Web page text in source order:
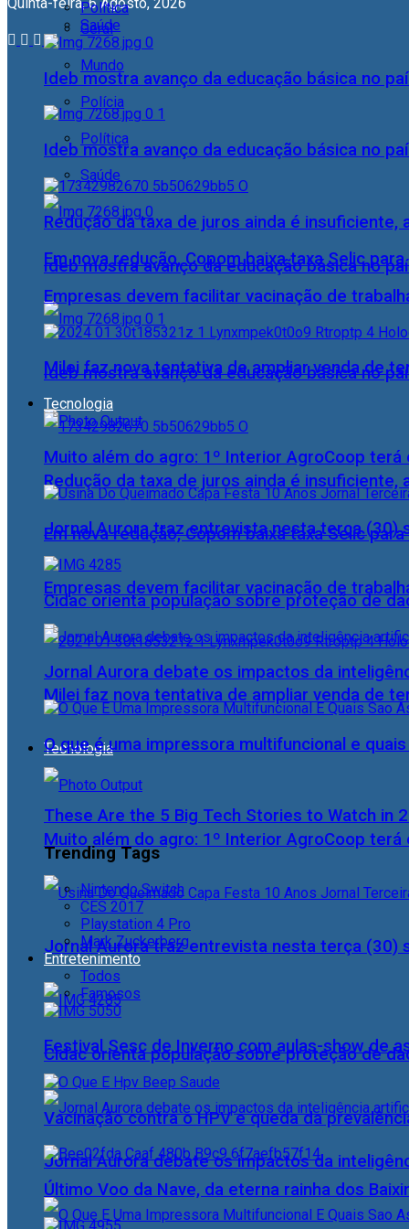
Geral
Mundo
Polícia
Política
Saúde
Ideb mostra avanço da educação básica no
Ideb mostra avanço da educação básica no
Redução da taxa de juros ainda é insuficiente,
Em nova redução, Copom baixa taxa Selic para
Empresas devem facilitar vacinação de
Milei faz nova tentativa de ampliar venda de
Tecnologia
Muito além do agro: 1º Interior AgroCoop
Jornal Aurora traz entrevista nesta terça (30)
Cidac orienta população sobre proteção de
Jornal Aurora debate os impactos da
Política
Saúde
Ideb mostra avanço da educação básica no
Ideb mostra avanço da educação básica no
Redução da taxa de juros ainda é insuficiente,
Em nova redução, Copom baixa taxa Selic para
Empresas devem facilitar vacinação de
Milei faz nova tentativa de ampliar venda de
Tecnologia
Muito além do agro: 1º Interior AgroCoop
Jornal Aurora traz entrevista nesta terça (30)
Cidac orienta população sobre proteção de
Jornal Aurora debate os impactos da
O que é uma impressora multifuncional e
These Are the 5 Big Tech Stories to Watch in
Trending Tags
Nintendo Switch
CES 2017
Playstation 4 Pro
Mark Zuckerberg
Entretenimento
Todos
Famosos
Festival Sesc de Inverno com aulas-show de
Vacinação contra o HPV e queda da
Último Voo da Nave, da eterna rainha dos